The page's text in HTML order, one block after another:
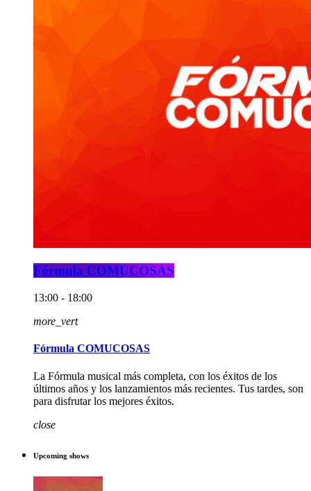
Fórmula COMUCOSAS
13:00 - 18:00
more_vert
Fórmula COMUCOSAS
La Fórmula musical más completa, con los éxitos de los
últimos años y los lanzamientos más recientes. Tus tardes, son
para disfrutar los mejores éxitos.
close
Upcoming shows